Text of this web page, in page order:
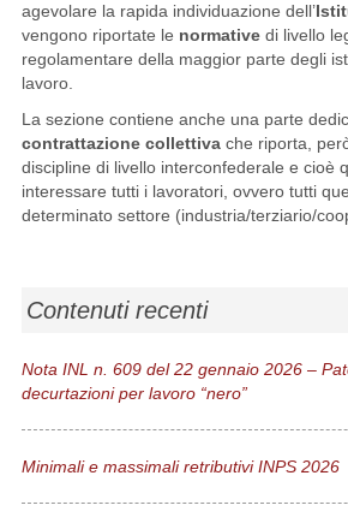
agevolare la rapida individuazione dell’
vengono riportate le normativedi livello
regolamentare della maggior parte degli
lavoro.
La sezione contiene anche una parte
contrattazione collettivache riporta,
discipline di livello interconfederale e cioè
interessare tutti i lavoratori, ovvero tutti
determinato settore (industria/terziario/
Contenuti recenti
Nota INL n. 609 del 22 gennaio 2026 –
decurtazioni per lavoro “nero”
Minimali e massimali retributivi INPS 2026